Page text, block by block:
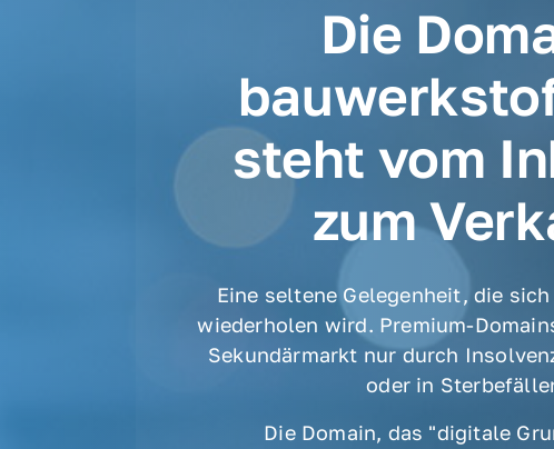
Die
steht vom
zum
Eine seltene Gelegenheit, die
wiederholen wird. Premium-
Sekundärmarkt nur durch
oder in
Die Domain, das "digitale